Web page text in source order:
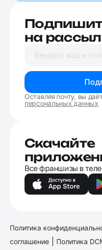
на
Оставляя почту, вы
персональных данных
Скачайте
Все франшизы в
Политика
соглашение
Политика